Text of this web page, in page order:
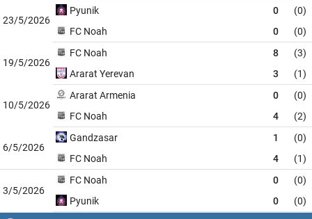
23/5/2026
Pyunik 0
(0)
FC Noah
0 (0)
19/5/2026
FC Noah 8
(3)
Ararat Yerevan
3 (1)
10/5/2026
Ararat Armenia 0
(0)
FC Noah
4 (2)
6/5/2026
Gandzasar 1
(0)
FC Noah
4 (1)
3/5/2026
FC Noah 0
(0)
Pyunik
0 (0)